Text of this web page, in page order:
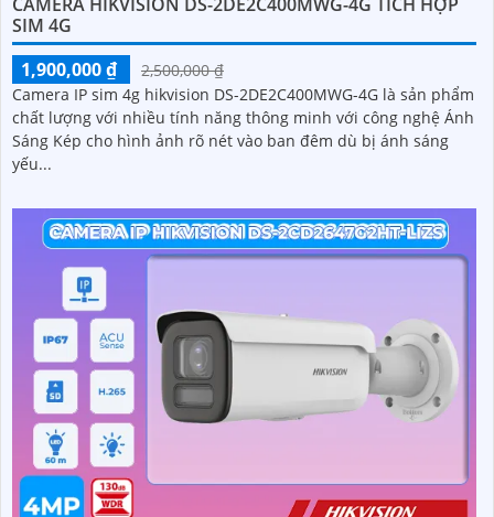
SIM 4G
1,900,000 ₫
2,500,000 ₫
Camera IP sim 4g hikvision DS-2DE2C400MWG-4G là sản phẩm
chất lượng với nhiều tính năng thông minh với công nghệ Ánh
Sáng Kép cho hình ảnh rõ nét vào ban đêm dù bị ánh sáng
yếu...